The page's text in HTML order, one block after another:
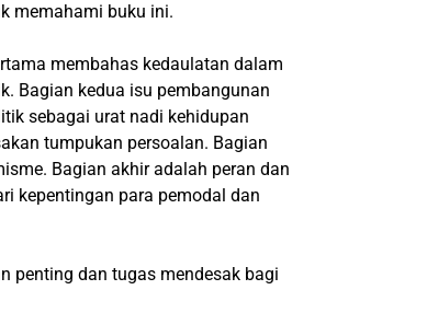
memahami buku ini.
membahas kedaulatan dalam
Bagian kedua isu pembangunan
sebagai urat nadi kehidupan
tumpukan persoalan. Bagian
Bagian akhir adalah peran dan
kepentingan para pemodal dan
penting dan tugas mendesak bagi